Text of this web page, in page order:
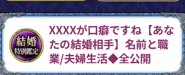
XXXXが口癖ですね【あな
たの結婚相手】名前と職
業/夫婦生活◆全公開